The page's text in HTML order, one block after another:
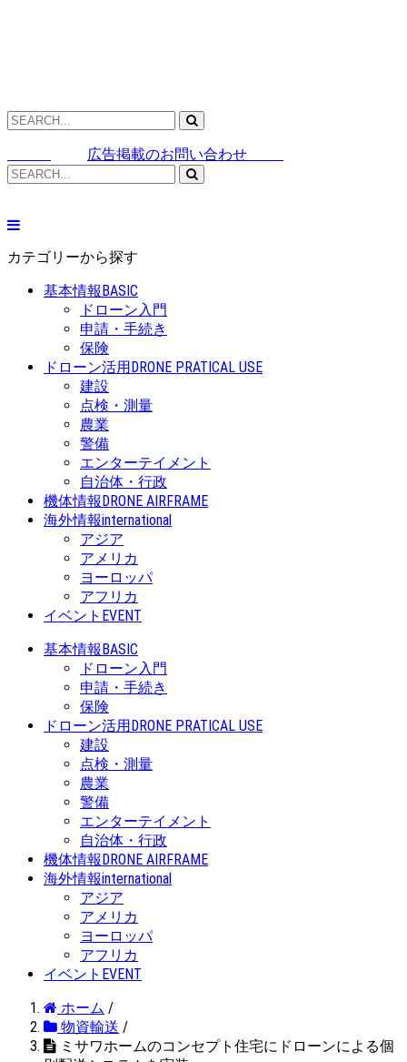
広告掲載のお問い合わせ
カテゴリーから探す
基本情報BASIC
ドローン入門
申請・手続き
保険
ドローン活用DRONE PRATICAL USE
建設
点検・測量
農業
警備
エンターテイメント
自治体・行政
機体情報DRONE AIRFRAME
海外情報international
アジア
アメリカ
ヨーロッパ
アフリカ
イベント EVENT
基本情報BASIC
ドローン入門
申請・手続き
保険
ドローン活用DRONE PRATICAL USE
建設
点検・測量
農業
警備
エンターテイメント
自治体・行政
機体情報DRONE AIRFRAME
海外情報international
アジア
アメリカ
ヨーロッパ
アフリカ
イベント EVENT
ホーム /
物資輸送 /
ミサワホームのコンセプト住宅にドローンによる個